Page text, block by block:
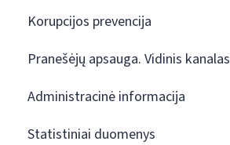
Korupcijos prevencija
Pranešėjų apsauga. Vidinis kanalas
Administracinė informacija
Statistiniai duomenys